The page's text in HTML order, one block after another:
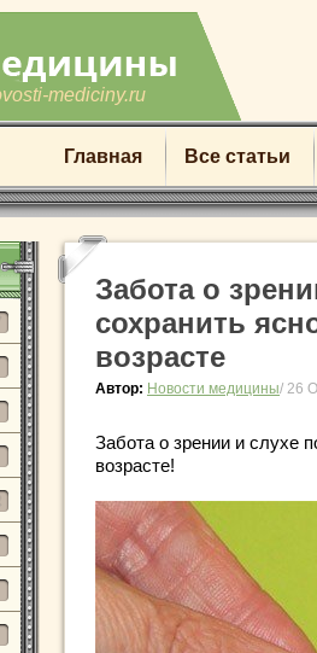
mediciny.ru
Главная Все статьи
Забота о
сохранить
возрасте
Автор: Новости медицины/ 26
Забота о зрении и слухе
возрасте!